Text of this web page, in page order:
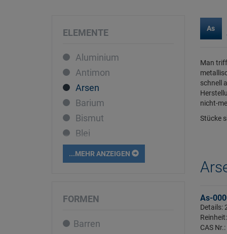
ELEMENTE
Aluminium
Antimon
Arsen
Barium
Bismut
Blei
Cadmium
Calcium
Chrom
...MEHR ANZEIGEN
FORMEN
Barren
As
Man
schnell
nicht-
Stücke
As-
Details:
CAS